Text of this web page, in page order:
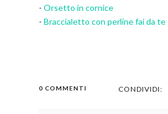
- Orsetto in cornice
- Braccialetto con perline fai da te
0 COMMENTI CONDIVIDI: